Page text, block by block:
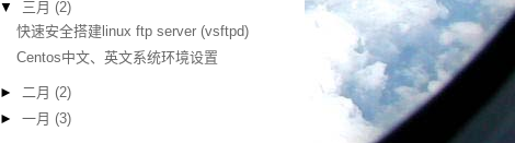
▼ 三月 (2)
快速安全搭建linux ftp server (vsftpd)
Centos中文、英文系统环境设置
► 二月 (2)
► 一月 (3)